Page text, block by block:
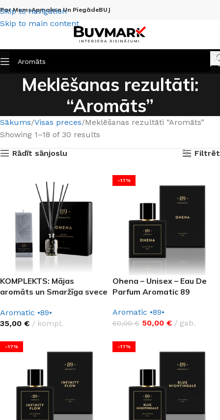
Skip to navigation
Skip to main content
Par MumsApmaksa Un PiegādeBUJ
Meklēšanas rezultāti:
“Aromāts”
Sākums Visas preces Meklēšanas rezultāti “Aromāts”
Showing 1–18 of 30 results
Rādīt sānjoslu
Filtrēt
KOMPLEKTS: Mājas
aromāts un Smaržīga svece
Aromatic •89•
35,00 € kompl.
-17%
Ohena – Unisex – Eau De
Parfum Aromatic 89
Aromatic •89•
60,00€ 50,00 € gab.
-17% -17%